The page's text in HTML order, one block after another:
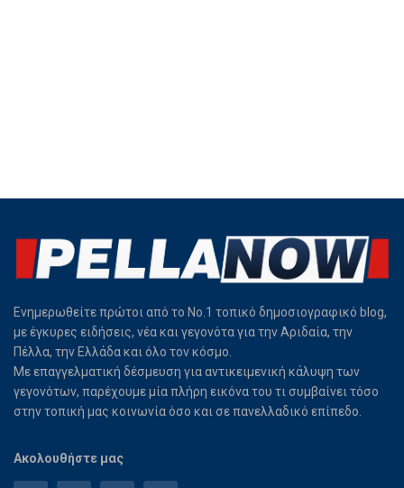
Ενημερωθείτε πρώτοι από το Νο.1 τοπικό δημοσιογραφικό blog,
με έγκυρες ειδήσεις, νέα και γεγονότα για την Αριδαία, την
Πέλλα, την Ελλάδα και όλο τον κόσμο.
Με επαγγελματική δέσμευση για αντικειμενική κάλυψη των
γεγονότων, παρέχουμε μία πλήρη εικόνα του τι συμβαίνει τόσο
στην τοπική μας κοινωνία όσο και σε πανελλαδικό επίπεδο.
Ακολουθήστε μας